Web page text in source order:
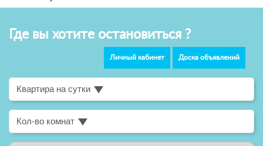
Где вы хотите остановиться ?
Личный кабинет Доска объявлений
Квартира на сутки
Кол-во комнат